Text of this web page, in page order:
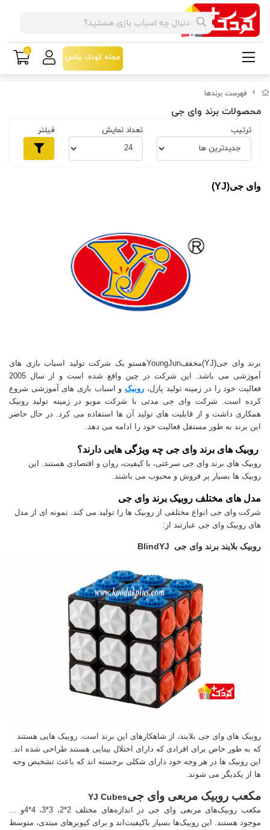
فهرست برندها
محصولات برند وای جی
ترتیب تعداد نمایش فیلتر
وای جی(YJ)
برند وای جی(YJ) مخففYoungJunهستو یک شرکت تولید اسباب بازی های
آموزشی می باشد. این شرکت در چین واقع شده است و از سال 2005
فعالیت خود را در زمینه تولید پازل، روبیکو اسباب بازی های آموزشی شروع
کرده است. شرکت وای جی مدتی با شرکت مویو در زمینه تولید روبیک
همکاری داشت و از قابلیت های تولید آن ها استفاده می کرد. در حال حاضر
این برند به طور مستقل فعالیت خود را ادامه می دهد.
روبیک های برند وای جی چه ویژگی هایی دارند؟
روبیک های برند وای جی سرعتی، با کیفیت، روان و اقتصادی هستند. این
روبیک ها بسیار پر فروش و محبوب می باشند.
مدل های مختلف روبیک‌ برند وای جی
شرکت وای جی انواع مختلفی از روبیک ها را تولید می کند. نمونه ای از مدل
های روبیک وای جی عبارتند از:
روبیک بلایند برند وای جی YJ
روبیک های وای جی بلایند، از شاهکارهای این برند است. روبیک هایی هستند
که به طور خاص برای افرادی که دارای اختلال بینایی هستند طراحی شده اند.
این روبیک ها در هر وجه خود دارای شکلی برجسته اند که باعث تشخیص وجه
ها از یکدیگر می شوند.
مکعب روبیک مربعی وای جیYJ Cubes
مکعب روبیک‌های مربعی وای جی در اندازه‌های مختلف 2*2، 3*3، 4*4
و ...
موجود هستند. این روبیک‌ها بسیار باکیفیت‌اند و برای کیوبرهای مبتدی، متوسط
مجله کودک پلاس
0